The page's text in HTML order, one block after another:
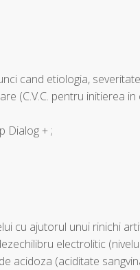
cand etiologia,
(C.V.C. pentru initierea
Dialog + ;
cu ajutorul unui rinichi
electrolitic
acidoza (aciditate